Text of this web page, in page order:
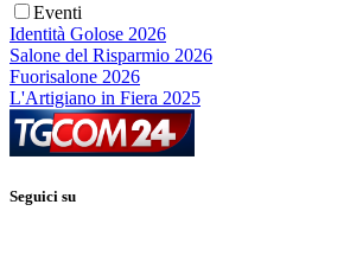
Eventi
Identità Golose 2026
Salone del Risparmio 2026
Fuorisalone 2026
L'Artigiano in Fiera 2025
Seguici su